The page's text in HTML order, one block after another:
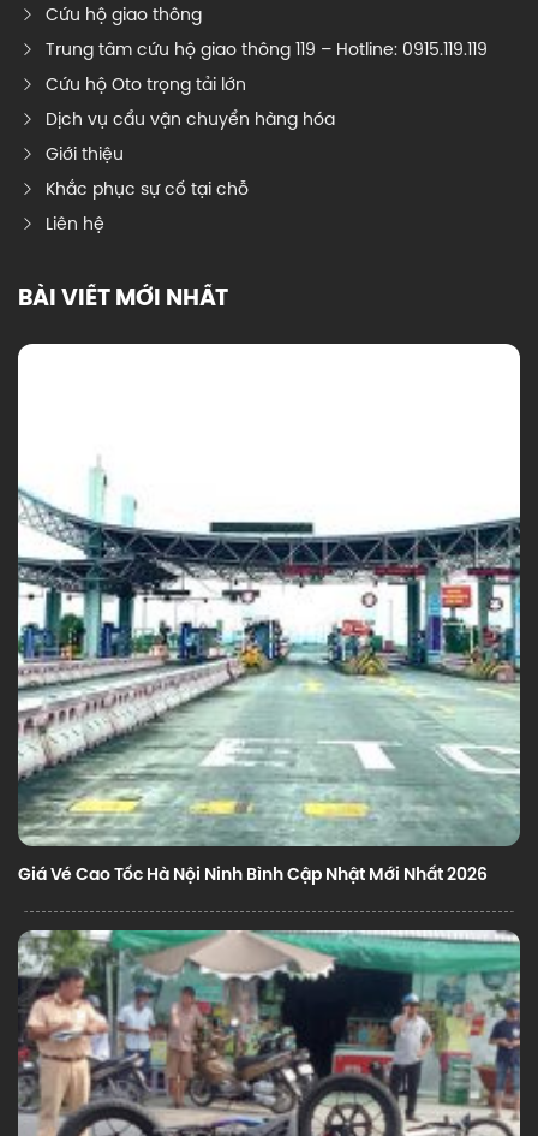
Cứu hộ giao thông
Trung tâm cứu hộ giao thông 119 – Hotline: 0915.119.119
Cứu hộ Oto trọng tải lớn
Dịch vụ cẩu vận chuyển hàng hóa
Giới thiệu
Khắc phục sự cố tại chỗ
Liên hệ
BÀI VIẾT MỚI NHẤT
Giá Vé Cao Tốc Hà Nội Ninh Bình Cập Nhật Mới Nhất 2026